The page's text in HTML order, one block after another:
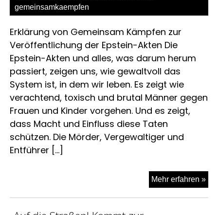
gemeinsamkaempfen
Erklärung von Gemeinsam Kämpfen zur
Veröffentlichung der Epstein-Akten Die
Epstein-Akten und alles, was darum herum
passiert, zeigen uns, wie gewaltvoll das
System ist, in dem wir leben. Es zeigt wie
verachtend, toxisch und brutal Männer gegen
Frauen und Kinder vorgehen. Und es zeigt,
dass Macht und Einfluss diese Taten
schützen. Die Mörder, Vergewaltiger und
Entführer […]
Mehr erfahren »